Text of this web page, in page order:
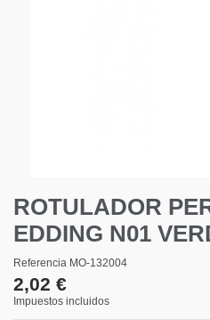
ROTULADOR
EDDING N01
Referencia MO-132004
2,02 €
Impuestos incluidos